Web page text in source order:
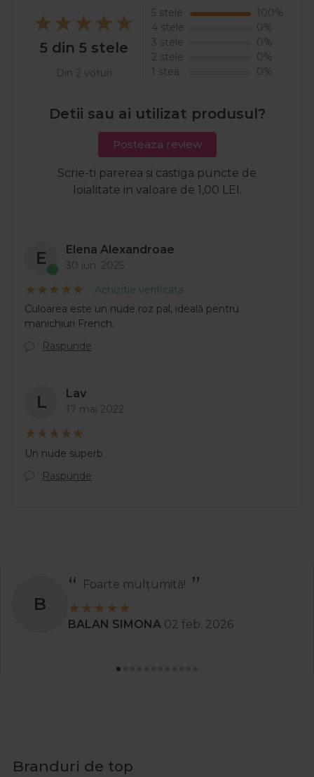
5 din 5 stele
Din 2 voturi
5 stele
100%
4 stele
0%
3 stele
0%
2 stele
0%
1 stea
0%
Detii sau ai utilizat produsul?
Posteaza review
Scrie-ti parerea si castiga puncte de
loialitate in valoare de 1,00 LEI.
E Elena Alexandroae
30 iun. 2025
Achizitie verificata
Culoarea este un nude roz pal, ideală pentru
manichiuri French.
Raspunde
L Lav
17 mai 2022
Un nude superb
Raspunde
B
Foarte mulțumită!
BALAN SIMONA 02 feb. 2026
Branduri de top